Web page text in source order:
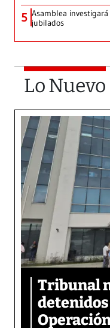
5 Asamblea
jubilados
Lo Nuevo
Tribunal